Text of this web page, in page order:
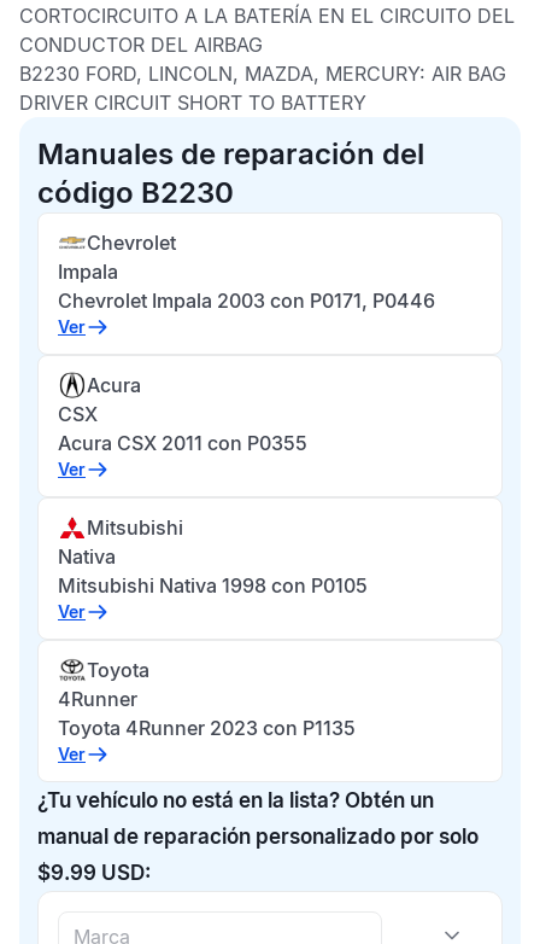
CORTOCIRCUITO A LA BATERÍA EN EL CIRCUITO DEL
CONDUCTOR DEL AIRBAG
B2230 FORD, LINCOLN, MAZDA, MERCURY: AIR BAG
DRIVER CIRCUIT SHORT TO BATTERY
Manuales de reparación del
código B2230
Chevrolet
Impala
Chevrolet Impala 2003 con P0171, P0446
Ver
Acura
CSX
Acura CSX 2011 con P0355
Ver
Mitsubishi
Nativa
Mitsubishi Nativa 1998 con P0105
Ver
Toyota
4Runner
Toyota 4Runner 2023 con P1135
Ver
¿Tu vehículo no está en la lista? Obtén un
manual de reparación personalizado por solo
$9.99 USD: